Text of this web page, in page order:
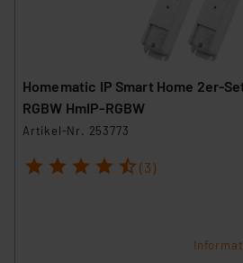
Homematic IP Smart Home 2er-
RGBW HmIP-RGBW
Artikel-Nr. 253773
1 2 3 4 5 (3)